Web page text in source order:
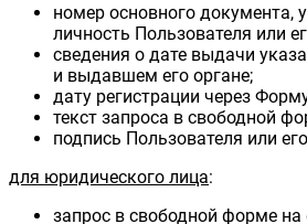
номер основного документа,
личность Пользователя или
сведения о дате выдачи
и выдавшем его органе;
дату регистрации через
текст запроса в свободной
подпись Пользователя или
для юридического лица:
запрос в свободной форме